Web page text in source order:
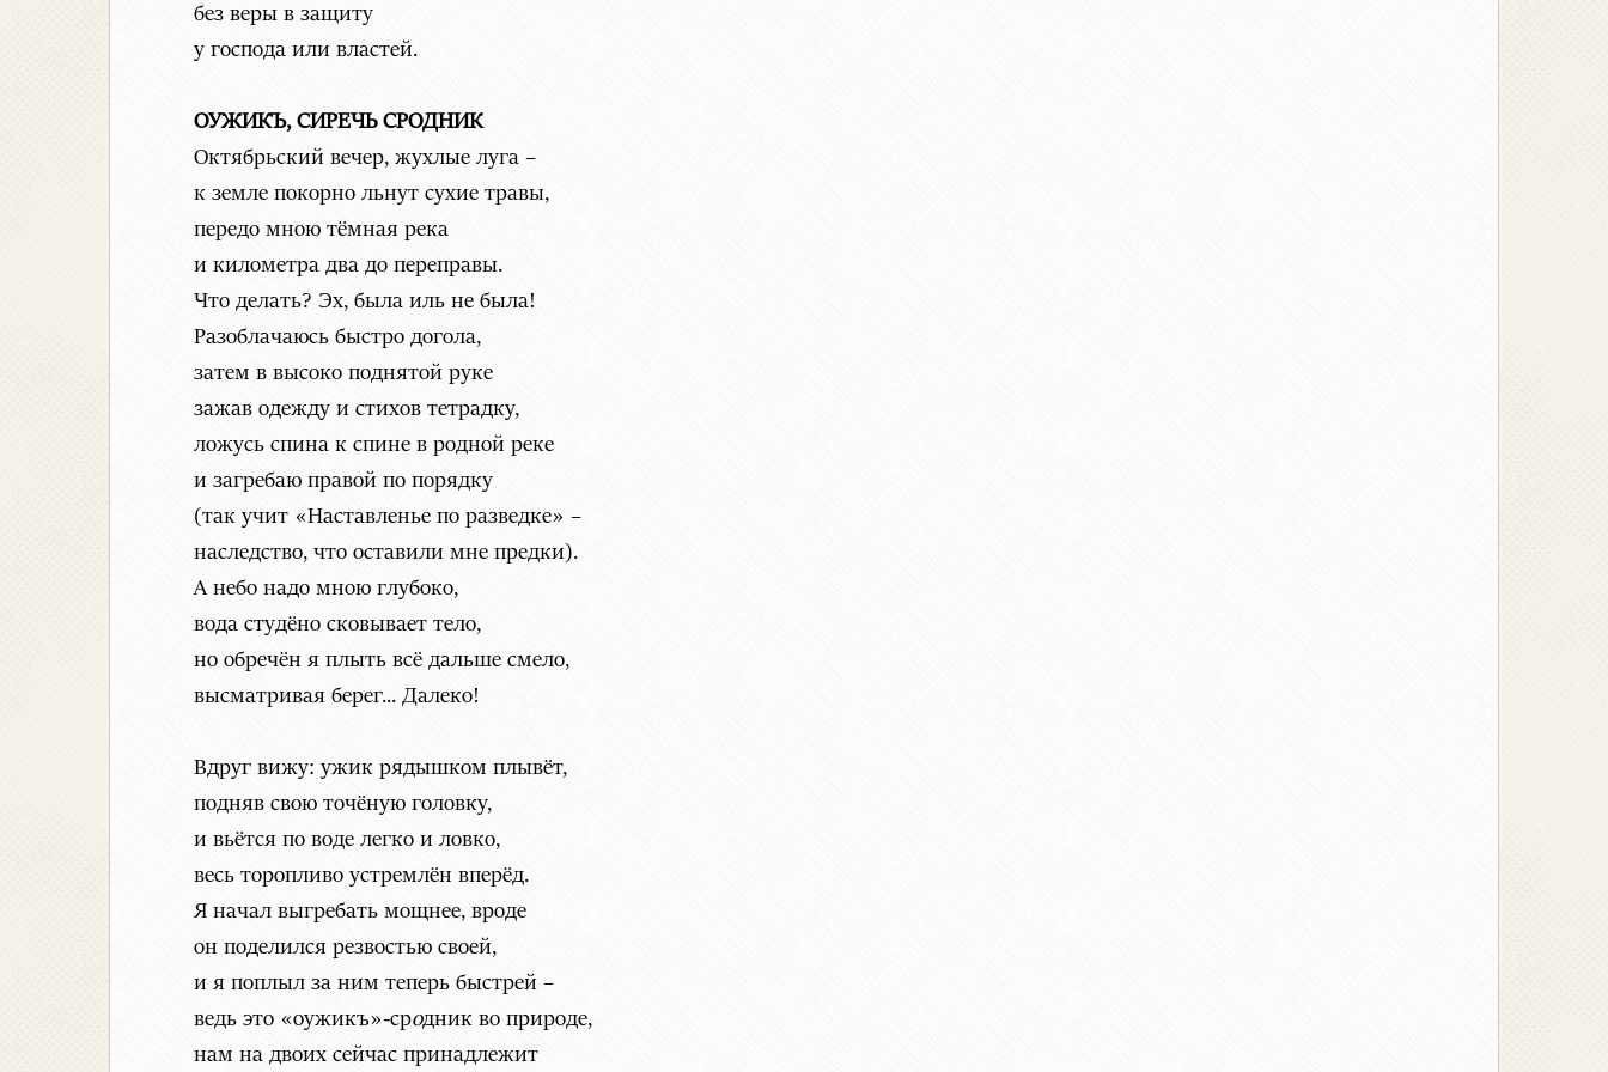
без веры в защиту
у господа или властей.
ОУЖИКЪ, СИРЕЧЬ СРОДНИК
Октябрьский вечер, жухлые луга –
к земле покорно льнут сухие травы,
передо мною тёмная река
и километра два до переправы.
Что делать? Эх, была иль не была!
Разоблачаюсь быстро догола,
затем в высоко поднятой руке
зажав одежду и стихов тетрадку,
ложусь спина к спине в родной реке
и загребаю правой по порядку
(так учит «Наставленье по разведке» –
наследство, что оставили мне предки).
А небо надо мною глубоко,
вода студёно сковывает тело,
но обречён я плыть всё дальше смело,
высматривая берег... Далеко!
Вдруг вижу: ужик рядышком плывёт,
подняв свою точёную головку,
и вьётся по воде легко и ловко,
весь торопливо устремлён вперёд.
Я начал выгребать мощнее, вроде
он поделился резвостью своей,
и я поплыл за ним теперь быстрей –
ведь это «оужикъ»-сродник во природе,
нам на двоих сейчас принадлежит